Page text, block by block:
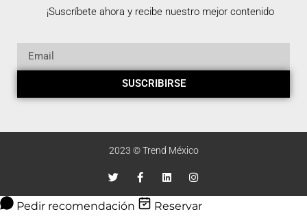
¡Suscríbete ahora y recibe nuestro mejor contenido
SUSCRIBIRSE
2023 © Trend México
Pedir recomendación Reservar